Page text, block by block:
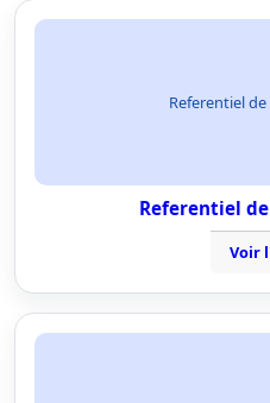
Referentiel
Referentiel
Voir